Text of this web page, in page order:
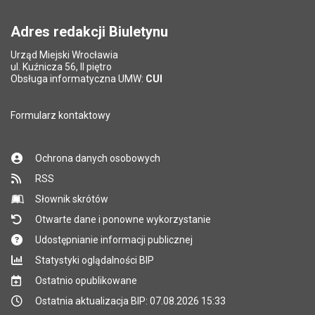
Adres redakcji Biuletynu
Urząd Miejski Wrocławia
ul. Kuźnicza 56, II piętro
Obsługa informatyczna UMW: CUI
Formularz kontaktowy
Ochrona danych osobowych
RSS
Słownik skrótów
Otwarte dane i ponowne wykorzystanie
Udostępnianie informacji publicznej
Statystyki oglądalności BIP
Ostatnio opublikowane
Ostatnia aktualizacja BIP: 07.08.2026 15:33